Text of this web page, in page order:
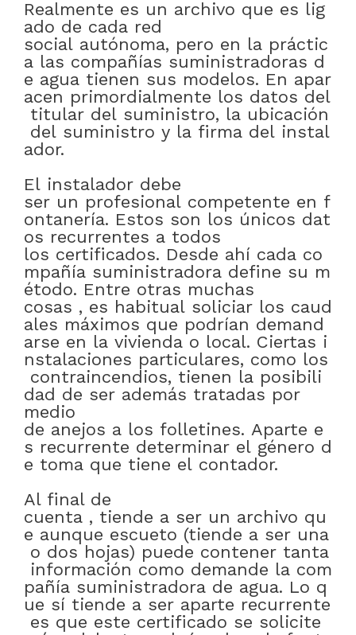
Realmente es un archivo que es lig
ado de cada red
social autónoma, pero en la práctic
a las compañías suministradoras d
e agua tienen sus modelos. En apar
acen primordialmente los datos del
titular del suministro, la ubicación
del suministro y la firma del instal
ador.
El instalador debe
ser un profesional competente en f
ontanería. Estos son los únicos dat
os recurrentes a todos
los certificados. Desde ahí cada co
mpañía suministradora define su m
étodo. Entre otras muchas
cosas , es habitual soliciar los caud
ales máximos que podrían demand
arse en la vivienda o local. Ciertas i
nstalaciones particulares, como los
contraincendios, tienen la posibili
dad de ser además tratadas por
medio
de anejos a los folletines. Aparte e
s recurrente determinar el género d
e toma que tiene el contador.
Al final de
cuenta , tiende a ser un archivo qu
e aunque escueto (tiende a ser una
o dos hojas) puede contener tanta
información como demande la com
pañía suministradora de agua. Lo q
ue sí tiende a ser aparte recurrente
es que este certificado se solicite